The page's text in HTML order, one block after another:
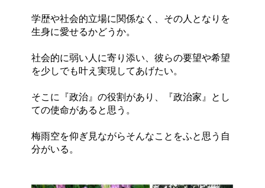
学歴や社会的立場に関係なく、その人となりを
生身に愛せるかどうか。
社会的に弱い人に寄り添い、彼らの要望や希望
を少しでも叶え実現してあげたい。
そこに『政治』の役割があり、『政治家』とし
ての使命があると思う。
梅雨空を仰ぎ見ながらそんなことをふと思う自
分がいる。